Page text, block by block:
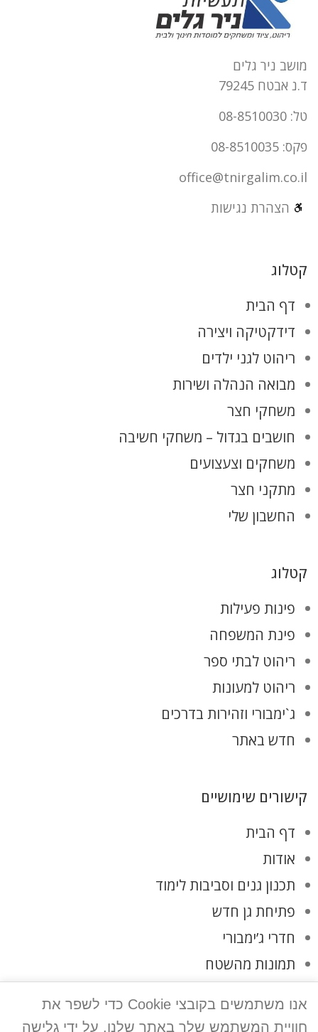
מושב ניר גלים
ד.נ אבטח 79245
טל: 08-8510030
פקס: 08-8510035
office@tnirgalim.co.il
הצהרת נגישות
קטלוג
דף הבית
דידקטיקה ויצירה
ריהוט לגני ילדים
מבואה הנהלה ושירות
משחקי חצר
חושבים בגדול – משחקי חשיבה
משחקים וצעצועים
מתקני חצר
החשבון שלי
קטלוג
פינות פעילות
פינת המשפחה
ריהוט לבתי ספר
ריהוט למעונות
ג`ימבורי וזהירות בדרכים
חדש באתר
קישורים שימושיים
דף הבית
אודות
תכנון גנים וסביבות לימוד
פתיחת גן חדש
חדרי ג’ימבורי
תמונות מהשטח
אנו משתמשים בקובצי Cookie כדי לשפר את
חוויית המשתמש שלך באתר שלנו. על ידי גלישה